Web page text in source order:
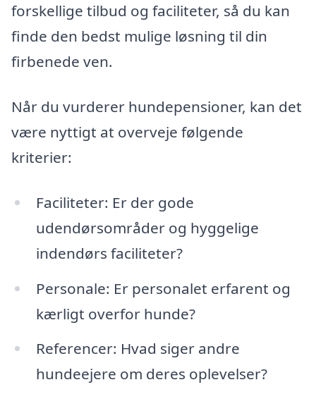
forskellige tilbud og faciliteter, så du kan
finde den bedst mulige løsning til din
firbenede ven.
Når du vurderer hundepensioner, kan det
være nyttigt at overveje følgende
kriterier:
Faciliteter: Er der gode
udendørsområder og hyggelige
indendørs faciliteter?
Personale: Er personalet erfarent og
kærligt overfor hunde?
Referencer: Hvad siger andre
hundeejere om deres oplevelser?